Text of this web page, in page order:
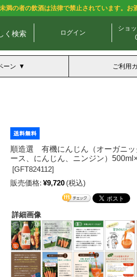
満の者の飲酒は法律で禁止されています。お
く検索 ログイン
ショ
ーン ご利用
順造選 有機にんじん（オーガニッ
ース、にんじん、ニンジン）
[GFT824112]
販売価格: ¥9,720 (税込)
詳細画像